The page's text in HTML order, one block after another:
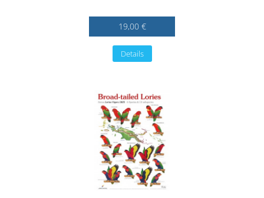
19,00 €
Details